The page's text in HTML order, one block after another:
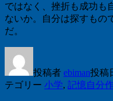
ではなく、挫折も成功も
ないか。自分は探すもの
だ。
投稿者 ebiman投稿
テゴリー 小学, 記憶自分